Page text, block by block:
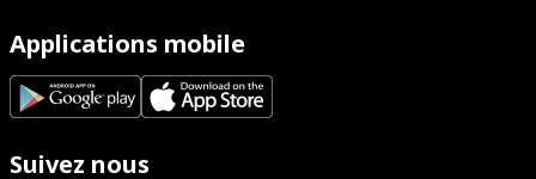
Applications mobile
Suivez nous